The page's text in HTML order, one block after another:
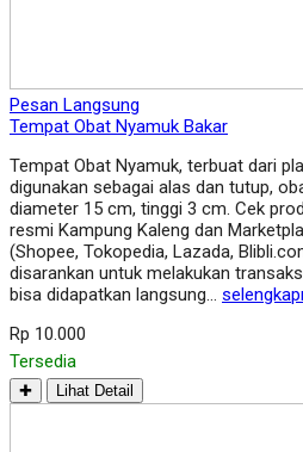
Pesan Langsung
Tempat Obat Nyamuk Bakar
Tempat Obat Nyamuk, terbuat dari
digunakan sebagai alas dan tutup,
diameter 15 cm, tinggi 3 cm. Cek
resmi Kampung Kaleng dan
(Shopee, Tokopedia, Lazada,
disarankan untuk melakukan
bisa didapatkan langsung…
Rp 10.000
Tersedia
✚ Lihat Detail